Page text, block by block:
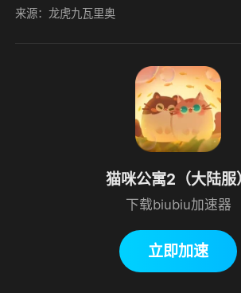
来源：龙虎九瓦里奥
猫咪公寓2（大陆服）
下载biubiu加速器
立即加速